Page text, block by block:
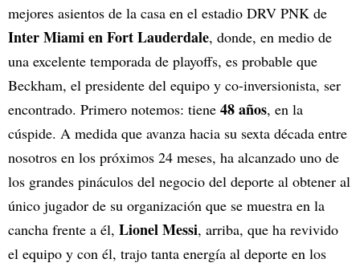
mejores asientos de la casa en el estadio DRV PNK de
Inter Miami en Fort Lauderdale, donde, en medio de
una excelente temporada de playoffs, es probable que
Beckham, el presidente del equipo y co-inversionista, ser
encontrado. Primero notemos: tiene 48 años, en la
cúspide. A medida que avanza hacia su sexta década entre
nosotros en los próximos 24 meses, ha alcanzado uno de
los grandes pináculos del negocio del deporte al obtener al
único jugador de su organización que se muestra en la
cancha frente a él, Lionel Messi, arriba, que ha revivido
el equipo y con él, trajo tanta energía al deporte en los